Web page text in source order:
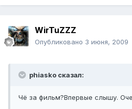
WirTuZZZ
Опубликовано 3 июня, 2009
phiasko сказал:
Чё за фильм?Впервые слышу.